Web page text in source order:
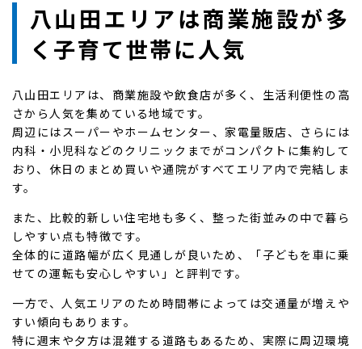
八山田エリアは商業施設が多
く子育て世帯に人気
八山田エリアは、商業施設や飲食店が多く、生活利便性の高
さから人気を集めている地域です。
周辺にはスーパーやホームセンター、家電量販店、さらには
内科・小児科などのクリニックまでがコンパクトに集約して
おり、休日のまとめ買いや通院がすべてエリア内で完結しま
す。
また、比較的新しい住宅地も多く、整った街並みの中で暮ら
しやすい点も特徴です。
全体的に道路幅が広く見通しが良いため、「子どもを車に乗
せての運転も安心しやすい」と評判です。
一方で、人気エリアのため時間帯によっては交通量が増えや
すい傾向もあります。
特に週末や夕方は混雑する道路もあるため、実際に周辺環境